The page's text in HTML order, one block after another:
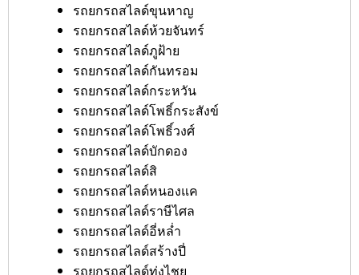
รถยกรถสไลด์ขุนหาญ
รถยกรถสไลด์ห้วยจันทร์
รถยกรถสไลด์ภูฝ้าย
รถยกรถสไลด์กันทรอม
รถยกรถสไลด์กระหวัน
รถยกรถสไลด์โพธิ์กระสังข์
รถยกรถสไลด์โพธิ์วงศ์
รถยกรถสไลด์บักดอง
รถยกรถสไลด์สิ
รถยกรถสไลด์หนองแค
รถยกรถสไลด์ราษีไศล
รถยกรถสไลด์อี่หล่ำ
รถยกรถสไลด์สร้างปี่
รถยกรถสไลด์ทุ่งไชย